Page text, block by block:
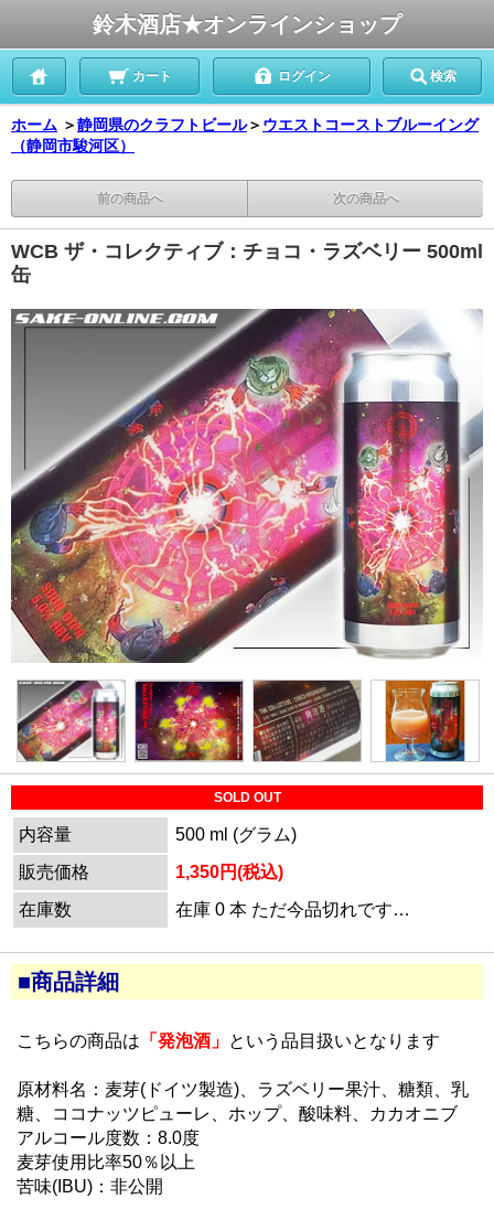
鈴木酒店★オンラインショップ
カート ログイン 検索
ホーム ＞静岡県のクラフトビール＞ ウエストコーストブルーイング
（静岡市駿河区）
前の商品へ 次の商品へ
WCB ザ・コレクティブ：チョコ・ラズベリー 500ml
缶
SOLD OUT
内容量
500 ml (グラム)
販売価格
1,350円(税込)
在庫数
在庫 0 本 ただ今品切れです…
■商品詳細
こちらの商品は 「発泡酒」 という品目扱いとなります
原材料名：麦芽(ドイツ製造)、ラズベリー果汁、糖類、乳
糖、ココナッツピューレ、ホップ、酸味料、カカオニブ
アルコール度数：8.0度
麦芽使用比率50％以上
苦味(IBU)：非公開